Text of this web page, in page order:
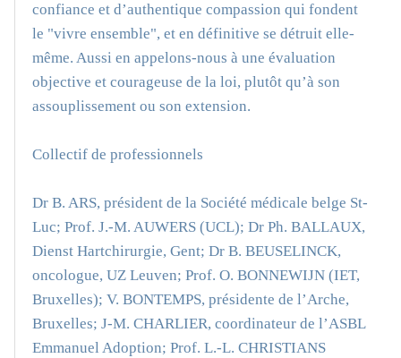
confiance et d’authentique compassion qui fondent
le "vivre ensemble", et en définitive se détruit elle-
même. Aussi en appelons-nous à une évaluation
objective et courageuse de la loi, plutôt qu’à son
assouplissement ou son extension.
Collectif de professionnels
Dr B. ARS, président de la Société médicale belge St-
Luc; Prof. J.-M. AUWERS (UCL); Dr Ph. BALLAUX,
Dienst Hartchirurgie, Gent; Dr B. BEUSELINCK,
oncologue, UZ Leuven; Prof. O. BONNEWIJN (IET,
Bruxelles); V. BONTEMPS, présidente de l’Arche,
Bruxelles; J-M. CHARLIER, coordinateur de l’ASBL
Emmanuel Adoption; Prof. L.-L. CHRISTIANS